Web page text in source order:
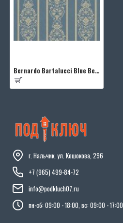
Bernardo Bartalucci Blue Beatrice 5017-6
г. Нальчик, ул. Кешокова, 296
+7 (965) 499-84-72
info@podkluch07.ru
пн-сб: 09:00 - 18:00, вс: 09:00 - 17:00